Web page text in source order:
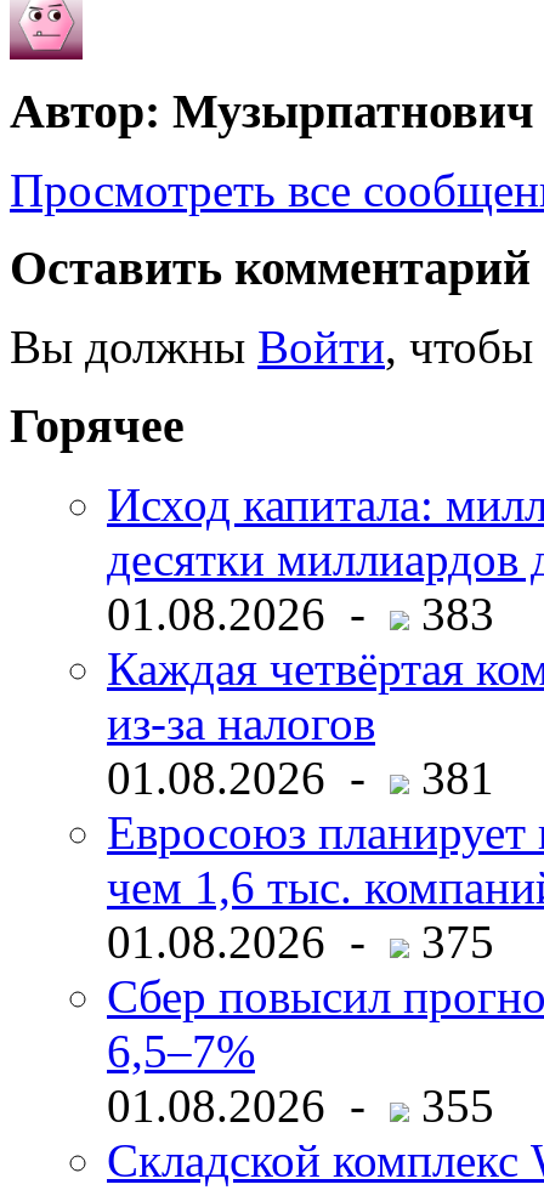
Автор: Музырпатнович
Просмотреть все
Оставить комментарий
Вы должны Войти, чтобы
Горячее
Исход капитала:
десятки миллиардов
01.08.2026 -
383
Каждая четвёртая
из-за налогов
01.08.2026 -
381
Евросоюз планирует
чем 1,6 тыс.
01.08.2026 -
375
Сбер повысил
6,5–7%
01.08.2026 -
355
Складской комплекс